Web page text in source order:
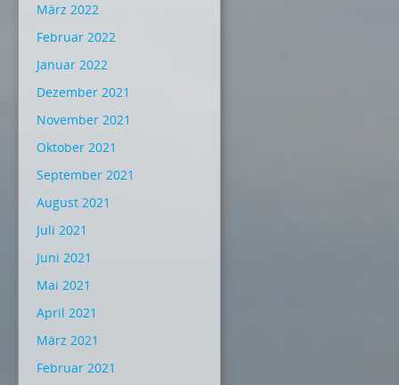
März 2022
Februar 2022
Januar 2022
Dezember 2021
November 2021
Oktober 2021
September 2021
August 2021
Juli 2021
Juni 2021
Mai 2021
April 2021
März 2021
Februar 2021